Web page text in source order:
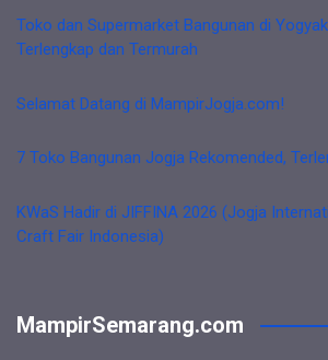
Toko dan Supermarket Bangunan di
Terlengkap dan Termurah
Selamat Datang di MampirJogja.com!
7 Toko Bangunan Jogja Rekomended,
KWaS Hadir di JIFFINA 2026 (Jogja
Craft Fair Indonesia)
MampirSemarang.com